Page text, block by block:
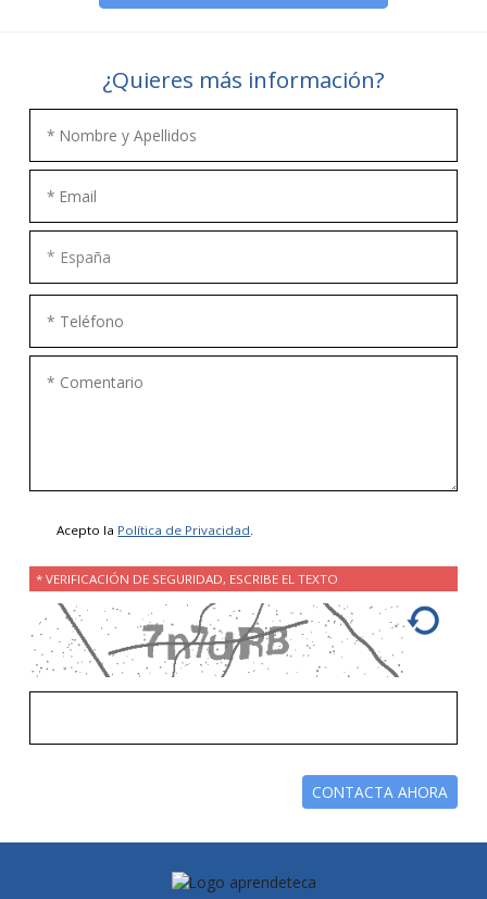
¿Quieres más información?
Acepto la Política de Privacidad.
* VERIFICACIÓN DE SEGURIDAD, ESCRIBE EL TEXTO